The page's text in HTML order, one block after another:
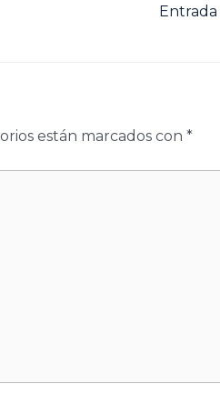
están marcados con *